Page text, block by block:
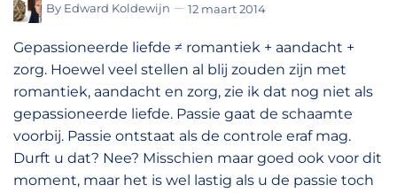
By Edward Koldewijn 12 maart 2014
Gepassioneerde liefde ≠ romantiek + aandacht +
zorg. Hoewel veel stellen al blij zouden zijn met
romantiek, aandacht en zorg, zie ik dat nog niet als
gepassioneerde liefde. Passie gaat de schaamte
voorbij. Passie ontstaat als de controle eraf mag.
Durft u dat? Nee? Misschien maar goed ook voor dit
moment, maar het is wel lastig als u de passie toch